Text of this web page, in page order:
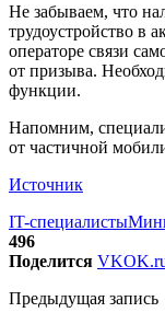
Не забываем, что
трудоустройство в
операторе связи
от призыва.
функции.
Напомним,
от частичной
Источник
IT-специалисты
496
Поделится VK
Предыдущая запись